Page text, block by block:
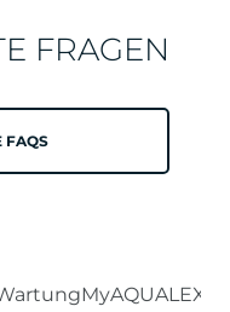
FRAGEN
FAQS
MyAQUALEX